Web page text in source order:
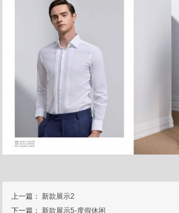
上一篇： 新款展示2
下一篇： 新款展示5-度假休闲